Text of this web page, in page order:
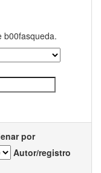
b00fasqueda.
por
Autor/registro